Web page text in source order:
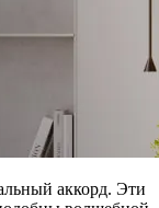
аккорд. Эти